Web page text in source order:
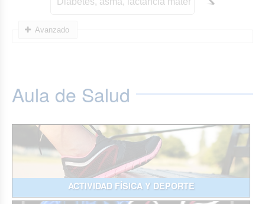
Avanzado
Aula de Salud
ACTIVIDAD FÍSICA Y DEPORTE